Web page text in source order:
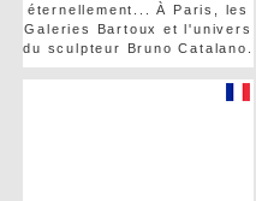
éternellement... À Paris, les
Galeries Bartoux et l'univers
du sculpteur Bruno Catalano.